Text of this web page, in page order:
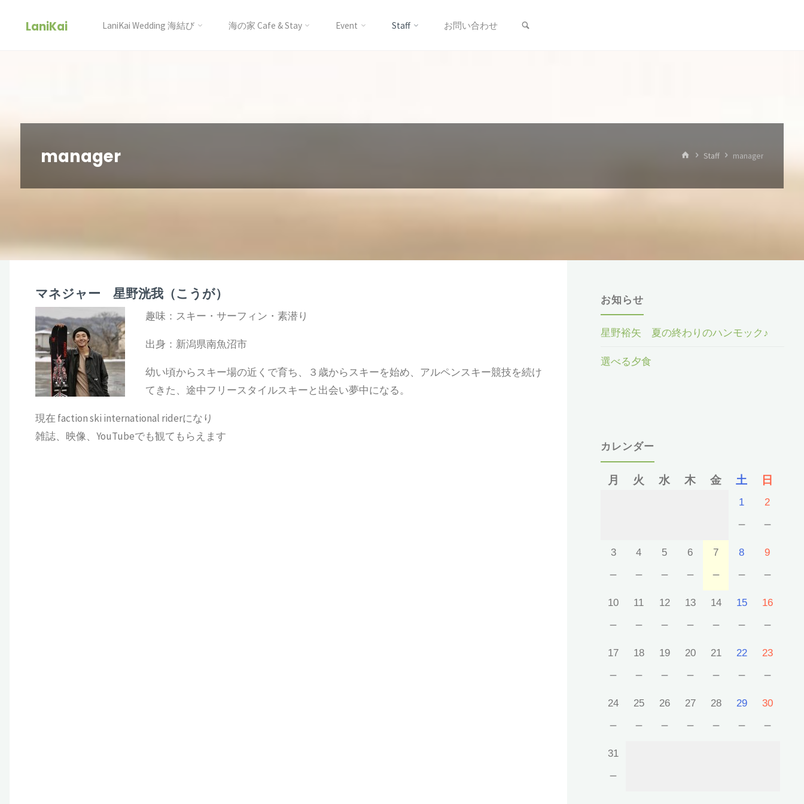
LaniKai LaniKai Wedding 海結び 海の家 Cafe & Stay Event Staff お問い合わせ
manager
ホ Staff manager
マネジャー 星野洸我（こうが）
趣味：スキー・サーフィン・素潜り
出身：新潟県南魚沼市
幼い頃からスキー場の近くで育ち、３歳からスキーを始め、アルペンスキー競技を続け
てきた、途中フリースタイルスキーと出会い夢中になる。
現在 faction ski international riderになり
雑誌、映像、YouTubeでも観てもらえます
お知らせ
星野裕矢 夏の終わりのハンモック♪
選べる夕食
カレンダー
月 火 水 木 金 土 日
1
－
2
－
3
－
4
－
5
－
6
－
7
－
8
－
9
－
10
－
11
－
12
－
13
－
14
－
15
－
16
－
17
－
18
－
19
－
20
－
21
－
22
－
23
－
24
－
25
－
26
－
27
－
28
－
29
－
30
－
31
－